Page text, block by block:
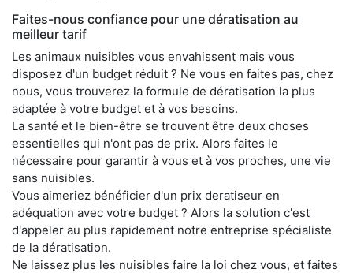
Faites-nous confiance pour une dératisation au
meilleur tarif
Les animaux nuisibles vous envahissent mais vous
disposez d'un budget réduit ? Ne vous en faites pas, chez
nous, vous trouverez la formule de dératisation la plus
adaptée à votre budget et à vos besoins.
La santé et le bien-être se trouvent être deux choses
essentielles qui n'ont pas de prix. Alors faites le
nécessaire pour garantir à vous et à vos proches, une vie
sans nuisibles.
Vous aimeriez bénéficier d'un prix deratiseur en
adéquation avec votre budget ? Alors la solution c'est
d'appeler au plus rapidement notre entreprise spécialiste
de la dératisation.
Ne laissez plus les nuisibles faire la loi chez vous, et faites